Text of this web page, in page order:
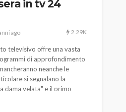
in tv 24
ago 2.29K
televisivo offre una vasta
di approfondimento
neanche le
si segnalano la
dama velata" e il primo
per
la stessa causa